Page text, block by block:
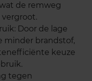
de remweg
Door de lage
minder brandstof,
keuze
tegen